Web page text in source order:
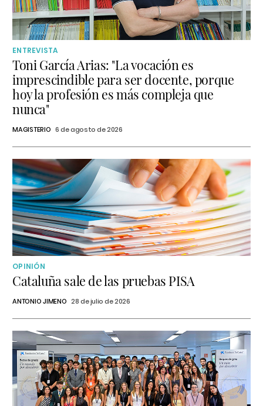
ENTREVISTA
Toni García Arias: "La vocación es
imprescindible para ser docente, porque
hoy la profesión es más compleja que
nunca"
MAGISTERIO 6 de agosto de 2026
OPINIÓN
Cataluña sale de las pruebas PISA
ANTONIO JIMENO 28 de julio de 2026